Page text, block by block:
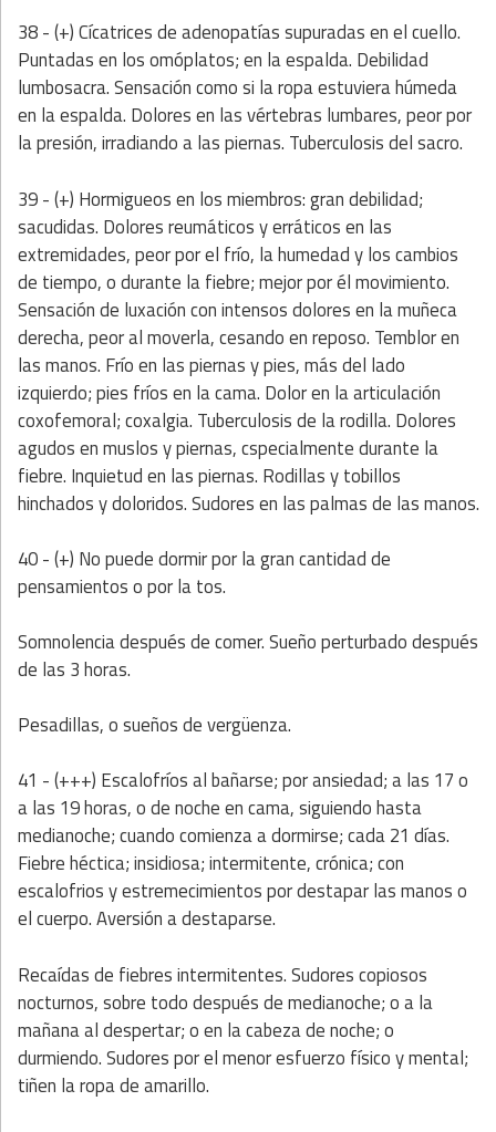
38 - (+) Cícatrices de adenopatías supuradas en el cuello.
Puntadas en los omóplatos; en la espalda. Debilidad
lumbosacra. Sensación como si la ropa estuviera húmeda
en la espalda. Dolores en las vértebras lumbares, peor por
la presión, irradiando a las piernas. Tuberculosis del sacro.
39 - (+) Hormigueos en los miembros: gran debilidad;
sacudidas. Dolores reumáticos y erráticos en las
extremidades, peor por el frío, la humedad y los cambios
de tiempo, o durante la fiebre; mejor por él movimiento.
Sensación de luxación con intensos dolores en la muñeca
derecha, peor al moverla, cesando en reposo. Temblor en
las manos. Frío en las piernas y pies, más del lado
izquierdo; pies fríos en la cama. Dolor en la articulación
coxofemoral; coxalgia. Tuberculosis de la rodilla. Dolores
agudos en muslos y piernas, cspecialmente durante la
fiebre. Inquietud en las piernas. Rodillas y tobillos
hinchados y doloridos. Sudores en las palmas de las manos.
40 - (+) No puede dormir por la gran cantidad de
pensamientos o por la tos.
Somnolencia después de comer. Sueño perturbado después
de las 3 horas.
Pesadillas, o sueños de vergüenza.
41 - (+++) Escalofríos al bañarse; por ansiedad; a las 17 o
a las 19 horas, o de noche en cama, siguiendo hasta
medianoche; cuando comienza a dormirse; cada 21 días.
Fiebre héctica; insidiosa; intermitente, crónica; con
escalofrios y estremecimientos por destapar las manos o
el cuerpo. Aversión a destaparse.
Recaídas de fiebres intermitentes. Sudores copiosos
nocturnos, sobre todo después de medianoche; o a la
mañana al despertar; o en la cabeza de noche; o
durmiendo. Sudores por el menor esfuerzo físico y mental;
tiñen la ropa de amarillo.